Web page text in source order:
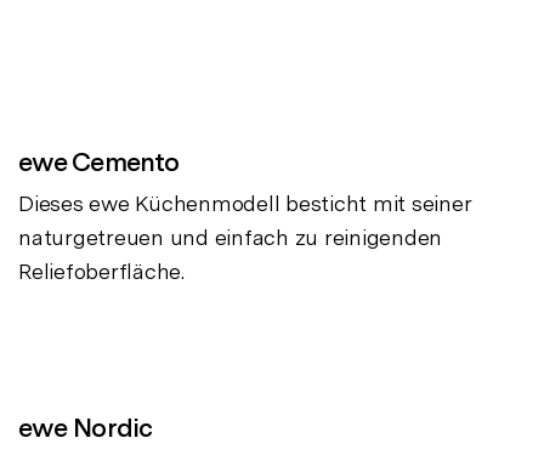
ewe Cemento
Dieses ewe Küchenmodell besticht mit seiner
naturgetreuen und einfach zu reinigenden
Reliefoberfläche.
ewe Nordic